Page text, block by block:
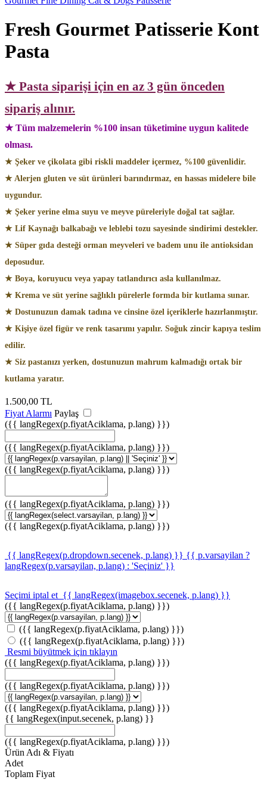
Fresh Gourmet Patisserie Kont
Pasta
★ Pasta siparişi için en az 3 gün önceden
sipariş alınır.
★ Tüm malzemelerin %100 insan tüketimine uygun kalitede
olması.
★ Şeker ve çikolata gibi riskli maddeler içermez, %100 güvenlidir.
★ Alerjen gluten ve süt ürünleri barındırmaz, en hassas midelere bile
uygundur.
★ Şeker yerine elma suyu ve meyve püreleriyle doğal tat sağlar.
★ Lif Kaynağı balkabağı ve leblebi tozu sayesinde sindirimi destekler.
★ Süper gıda desteği orman meyveleri ve badem unu ile antioksidan
deposudur.
★ Boya, koruyucu veya yapay tatlandırıcı asla kullanılmaz.
★ Krema ve süt yerine sağlıklı pürelerle formda bir kutlama sunar.
★ Dostunuzun damak tadına ve cinsine özel içeriklerle hazırlanmıştır.
★ Kişiye özel figür ve renk tasarımı yapılır. Soğuk zincir kapıya teslim
edilir.
★ Siz pastanızı yerken, dostunuzun mahrum kalmadığı ortak bir
kutlama yaratır.
1.500,00 TL
Fiyat Alarmı Paylaş
({{ langRegex(p.fiyatAciklama, p.lang) }})
({{ langRegex(p.fiyatAciklama, p.lang) }})
({{ langRegex(p.fiyatAciklama, p.lang) }})
({{ langRegex(p.fiyatAciklama, p.lang) }})
({{ langRegex(p.fiyatAciklama, p.lang) }})
{{ langRegex(p.dropdown.secenek, p.lang) }} {{ p.varsayilan ?
langRegex(p.varsayilan, p.lang) : 'Seçiniz' }}
Seçimi iptal et {{ langRegex(imagebox.secenek, p.lang) }}
({{ langRegex(p.fiyatAciklama, p.lang) }})
({{ langRegex(p.fiyatAciklama, p.lang) }})
({{ langRegex(p.fiyatAciklama, p.lang) }})
Resmi büyütmek için tıklayın
({{ langRegex(p.fiyatAciklama, p.lang) }})
({{ langRegex(p.fiyatAciklama, p.lang) }})
({{ langRegex(p.fiyatAciklama, p.lang) }})
{{ langRegex(input.secenek, p.lang) }}
({{ langRegex(p.fiyatAciklama, p.lang) }})
Ürün Adı & Fiyatı
Adet
Toplam Fiyat